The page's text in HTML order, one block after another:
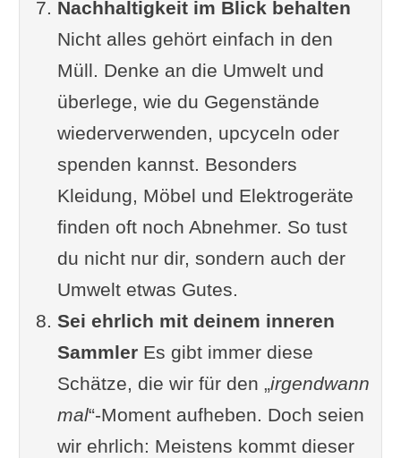
Nachhaltigkeit im Blick behalten
Nicht alles gehört einfach in den
Müll. Denke an die Umwelt und
überlege, wie du Gegenstände
wiederverwenden, upcyceln oder
spenden kannst. Besonders
Kleidung, Möbel und Elektrogeräte
finden oft noch Abnehmer. So tust
du nicht nur dir, sondern auch der
Umwelt etwas Gutes.
Sei ehrlich mit deinem inneren
SammlerEs gibt immer diese
Schätze, die wir für den „irgendwann
mal“-Moment aufheben. Doch seien
wir ehrlich: Meistens kommt dieser